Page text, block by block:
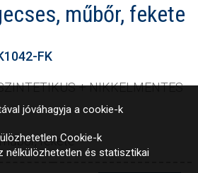
műbőr, fekete
FK
+ NIKKELMENTES
fekete
jóváhagyja a cookie-k
Cookie-k
nélkülözhetetlen és statisztikai